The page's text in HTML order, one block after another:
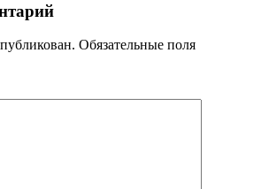
Обязательные поля